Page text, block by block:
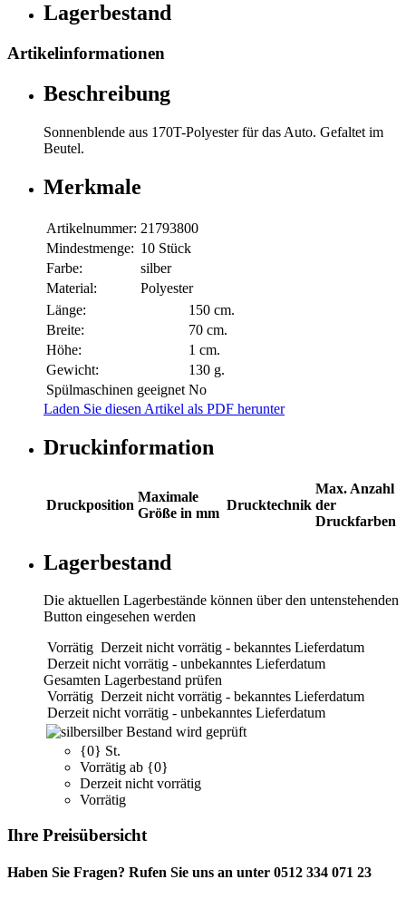
Lagerbestand
Artikelinformationen
Beschreibung
Sonnenblende aus 170T-Polyester für das Auto. Gefaltet im
Beutel.
Merkmale
Artikelnummer: 21793800
Mindestmenge: 10 Stück
Farbe:
silber
Material:
Polyester
Länge:
150 cm.
Breite:
70 cm.
Höhe:
1 cm.
Gewicht:
130 g.
Spülmaschinen geeignet No
Laden Sie diesen Artikel als PDF herunter
Druckinformation
Druckposition
Maximale
Größe in mm
Drucktechnik
Max. Anzahl
der
Druckfarben
Lagerbestand
Die aktuellen Lagerbestände können über den untenstehenden
Button eingesehen werden
Vorrätig Derzeit nicht vorrätig - bekanntes Lieferdatum
Derzeit nicht vorrätig - unbekanntes Lieferdatum
Gesamten Lagerbestand prüfen
Vorrätig Derzeit nicht vorrätig - bekanntes Lieferdatum
Derzeit nicht vorrätig - unbekanntes Lieferdatum
silber Bestand wird geprüft
{0} St.
Vorrätig ab {0}
Derzeit nicht vorrätig
Vorrätig
Ihre Preisübersicht
Haben Sie Fragen? Rufen Sie uns an unter 0512 334 071 23